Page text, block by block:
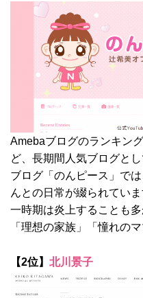
Amebaブログのランキン
ど、長期間人気ブログと
ブログ「のんピース」で
んとの日常が綴られていま
一時期は炎上することも
「理想の家族」「憧れの
【2位】 北川景子